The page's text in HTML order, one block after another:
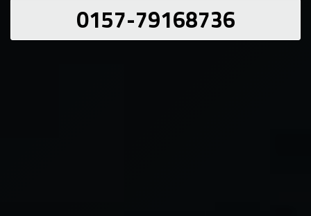
0157-79168736